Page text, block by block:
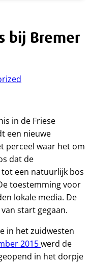
bij Bremer
in de Friese
een nieuwe
perceel waar het om
dat de
een natuurlijk bos
toestemming voor
lokale media. De
start gegaan.
in het zuidwesten
2015werd de
in het dorpje